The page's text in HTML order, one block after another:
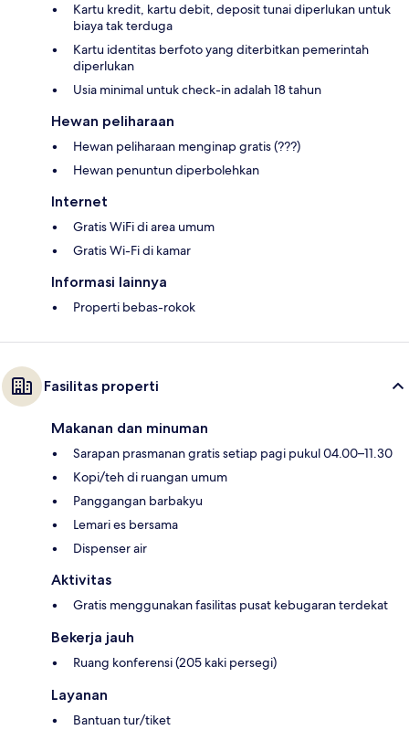
Kartu kredit, kartu debit, deposit tunai diperlukan untuk
biaya tak terduga
Kartu identitas berfoto yang diterbitkan pemerintah
diperlukan
Usia minimal untuk check-in adalah 18 tahun
Hewan peliharaan
Hewan peliharaan menginap gratis (???)
Hewan penuntun diperbolehkan
Internet
Gratis WiFi di area umum
Gratis Wi-Fi di kamar
Informasi lainnya
Properti bebas-rokok
Fasilitas properti
Makanan dan minuman
Sarapan prasmanan gratis setiap pagi pukul 04.00–11.30
Kopi/teh di ruangan umum
Panggangan barbakyu
Lemari es bersama
Dispenser air
Aktivitas
Gratis menggunakan fasilitas pusat kebugaran terdekat
Bekerja jauh
Ruang konferensi (205 kaki persegi)
Layanan
Bantuan tur/tiket